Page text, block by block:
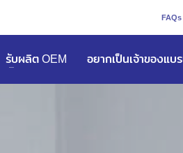
FAQs
รับผลิต OEM อยากเป็นเจ้าของแบ